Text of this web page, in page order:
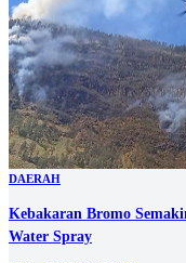
DAERAH
Kebakaran Bromo
Water Spray